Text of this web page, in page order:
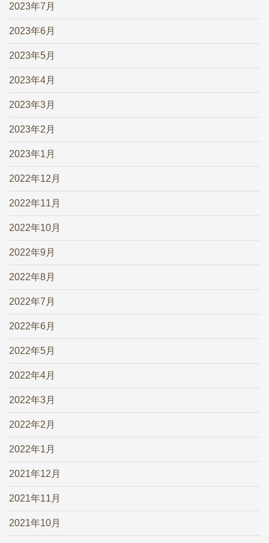
2023年7月
2023年6月
2023年5月
2023年4月
2023年3月
2023年2月
2023年1月
2022年12月
2022年11月
2022年10月
2022年9月
2022年8月
2022年7月
2022年6月
2022年5月
2022年4月
2022年3月
2022年2月
2022年1月
2021年12月
2021年11月
2021年10月